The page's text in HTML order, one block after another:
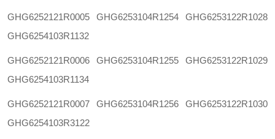
GHG6252121R0005 GHG6253104R1254
GHG6253122R1028
GHG6254103R1132
GHG6252121R0006 GHG6253104R1255
GHG6253122R1029
GHG6254103R1134
GHG6252121R0007 GHG6253104R1256
GHG6253122R1030
GHG6254103R3122